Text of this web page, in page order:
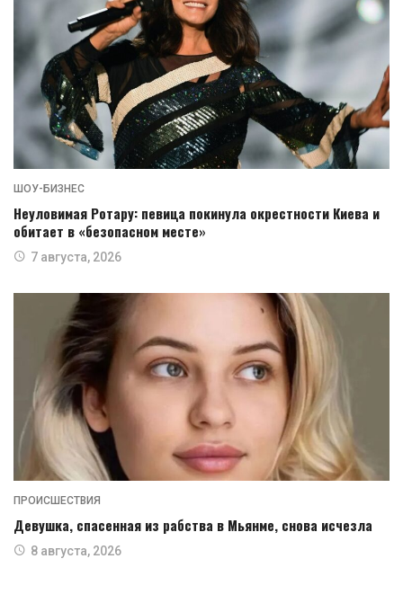
ШОУ-БИЗНЕС
Неуловимая Ротару: певица покинула окрестности Киева и
обитает в «безопасном месте»
7 августа, 2026
ПРОИСШЕСТВИЯ
Девушка, спасенная из рабства в Мьянме, снова исчезла
8 августа, 2026